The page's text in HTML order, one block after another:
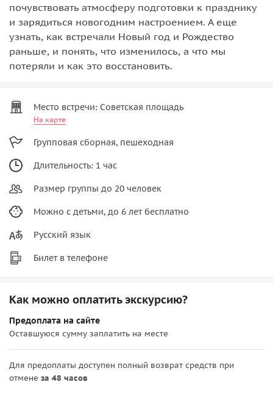
почувствовать атмосферу подготовки к празднику
и зарядиться новогодним настроением. А еще
узнать, как встречали Новый год и Рождество
раньше, и понять, что изменилось, а что мы
потеряли и как это восстановить.
Место встречи: Советская площадь
На карте
Групповая сборная, пешеходная
Длительность: 1 час
Размер группы до 20 человек
Можно с детьми, до 6 лет бесплатно
Русский язык
Билет в телефоне
Как можно оплатить экскурсию?
Предоплата на сайте
Оставшуюся сумму заплатить на месте
Для предоплаты доступен полный возврат средств при
отмене за 48 часов